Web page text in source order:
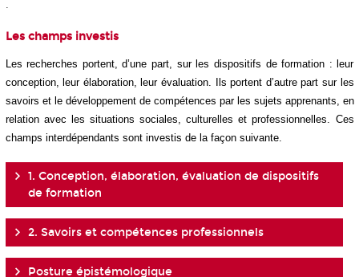
Les champs investis
Les recherches portent, d’une part, sur les dispositifs de formation : leur
conception, leur élaboration, leur évaluation. Ils portent d’autre part sur les
savoirs et le développement de compétences par les sujets apprenants, en
relation avec les situations sociales, culturelles et professionnelles. Ces
champs interdépendants sont investis de la façon suivante.
1. Conception, élaboration, évaluation de dispositifs
de formation
2. Savoirs et compétences professionnels
Posture épistémologique